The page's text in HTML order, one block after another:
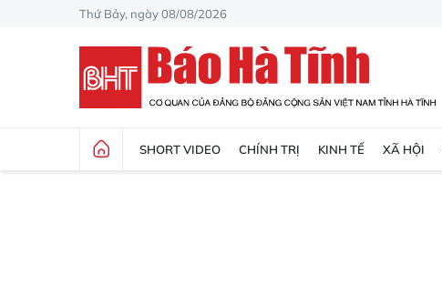
Thứ Bảy, ngày 08/08/2026
SHORT VIDEO CHÍNH TRỊ KINH TẾ XÃ HỘI